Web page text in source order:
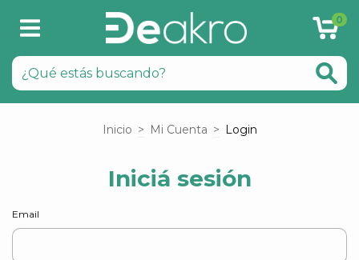
0
Inicio > Mi Cuenta > Login
Iniciá sesión
Email